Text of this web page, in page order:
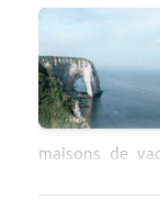
maisons de